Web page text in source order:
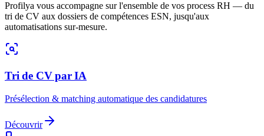
Profilya vous accompagne sur l'ensemble de vos process RH — du
tri de CV aux dossiers de compétences ESN, jusqu'aux
automatisations sur-mesure.
Tri de CV par IA
Présélection & matching automatique des candidatures
Découvrir